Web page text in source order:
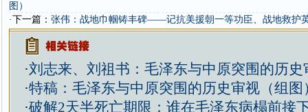
图）
·下一篇： 张伟：战地巾帼铸丰碑——记抗美援朝一等功臣、战地救护
·刘志来、刘祖书：毛泽东与中原突围的历史
·特稿：毛泽东与中原突围的历史审视（组图
·破解2天半死亡期限：谁在毛泽东病榻前接